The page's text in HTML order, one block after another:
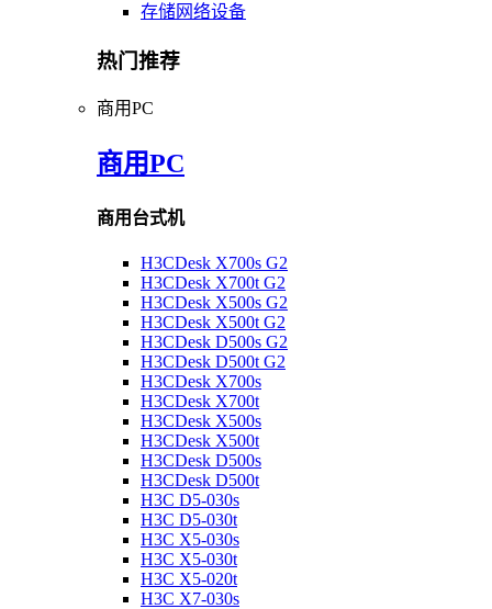
存储网络设备
热门推荐
商用PC
商用PC
商用台式机
H3CDesk X700s G2
H3CDesk X700t G2
H3CDesk X500s G2
H3CDesk X500t G2
H3CDesk D500s G2
H3CDesk D500t G2
H3CDesk X700s
H3CDesk X700t
H3CDesk X500s
H3CDesk X500t
H3CDesk D500s
H3CDesk D500t
H3C D5-030s
H3C D5-030t
H3C X5-030s
H3C X5-030t
H3C X5-020t
H3C X7-030s